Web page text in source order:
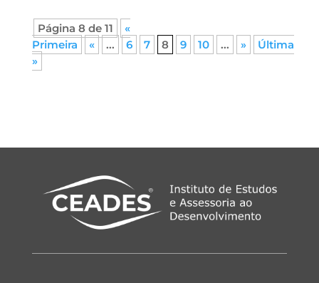
Página 8 de 11
«
Primeira
« ... 6 7 8 9 10 ... »
Última
»